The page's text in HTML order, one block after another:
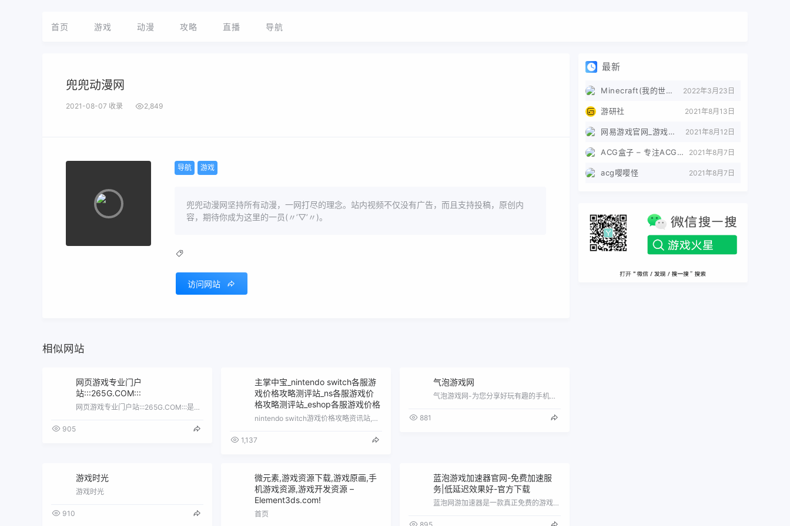
首页 游戏 动漫 攻略 直播 导航
兜兜动漫网
2021-08-07 收录 2,849
导航 游戏
兜兜动漫网坚持所有动漫，一网打尽的理念。站内视频不仅没有广告，而且支持投稿，原创内
容，期待你成为这里的一员(〃’▽’〃)。
访问网站
相似网站
网页游戏专业门户
站:::265G.COM:::
网页游戏专业门户站:::265G.COM:::是一家全面的网页游戏资讯网站\uff0c提供完善的网页游戏报道和免费网页游戏资料。
905
主掌中宝_nintendo switch各服游
戏价格攻略测评站_ns各服游戏价
格攻略测评站_eshop各服游戏价格
nintendo switch游戏价格攻略资讯站,nintendo switch综合游戏门户站,提供eshop游戏价格查询,及时的游…
1,137
气泡游戏网
气泡游戏网-为您分享好玩有趣的手机游戏和pc游戏
881
游戏时光
游戏时光
910
微元素,游戏资源下载,游戏原画,手
机游戏资源,游戏开发资源 –
Element3ds.com!
首页
蓝泡游戏加速器官网-免费加速服
务|低延迟效果好-官方下载
蓝泡网游加速器是一款真正免费的游戏加速器,提供支持海量热门游戏免费加速服务,有效降低玩家游戏中的延时,有效解决gta5,绝地求生,战…
最新
Minecraft(我的世界)苦力怕论坛 2022年3月23日
游研社 2021年8月13日
网易游戏官网_游戏热爱者 2021年8月12日
ACG盒子 – 专注ACG的导航盒子 2021年8月7日
acg嘤嘤怪 2021年8月7日